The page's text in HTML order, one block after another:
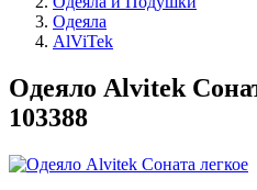
Одеяла
AlViTek
Одеяло Alvitek
103388